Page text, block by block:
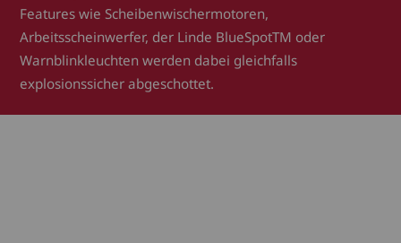
Features wie Scheibenwischermotoren,
Arbeitsscheinwerfer, der Linde BlueSpotTM oder
Warnblinkleuchten werden dabei gleichfalls
explosionssicher abgeschottet.